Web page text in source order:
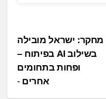
מחקר: ישראל מובילה
בשילוב AI בפיתוח –
ופחות בתחומים
אחרים